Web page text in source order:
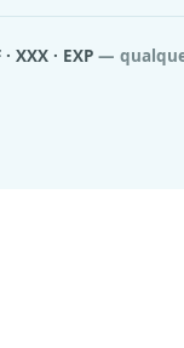
· XXX · EXP —